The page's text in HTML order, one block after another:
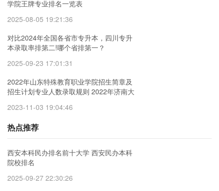
学院王牌专业排名一览表
2025-08-05 19:21:36
对比2024年全国各省市专升本，四川专升
本录取率排第二!哪个省排第一？
2025-09-23 17:01:31
2022年山东特殊教育职业学院招生简章及
招生计划专业人数录取规则 2022年济南大
2022年山东外贸职业学院招生简章及招生
2023-11-03 19:04:46
热点推荐
西安本科民办排名前十大学 西安民办本科
院校排名
2025-09-27 22:30:26